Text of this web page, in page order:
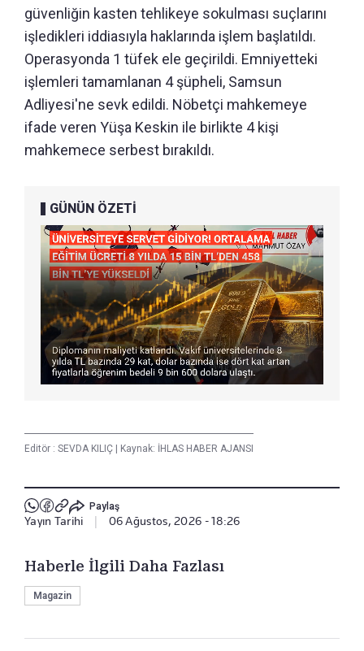
güvenliğin kasten tehlikeye sokulması suçlarını
işledikleri iddiasıyla haklarında işlem başlatıldı.
Operasyonda 1 tüfek ele geçirildi. Emniyetteki
işlemleri tamamlanan 4 şüpheli, Samsun
Adliyesi'ne sevk edildi. Nöbetçi mahkemeye
ifade veren Yüşa Keskin ile birlikte 4 kişi
mahkemece serbest bırakıldı.
GÜNÜN ÖZETİ
Editör : SEVDA KILIÇ | Kaynak: İHLAS HABER AJANSI
Paylaş
Yayın Tarihi 06 Ağustos, 2026 - 18:26
Haberle İlgili Daha Fazlası
Magazin